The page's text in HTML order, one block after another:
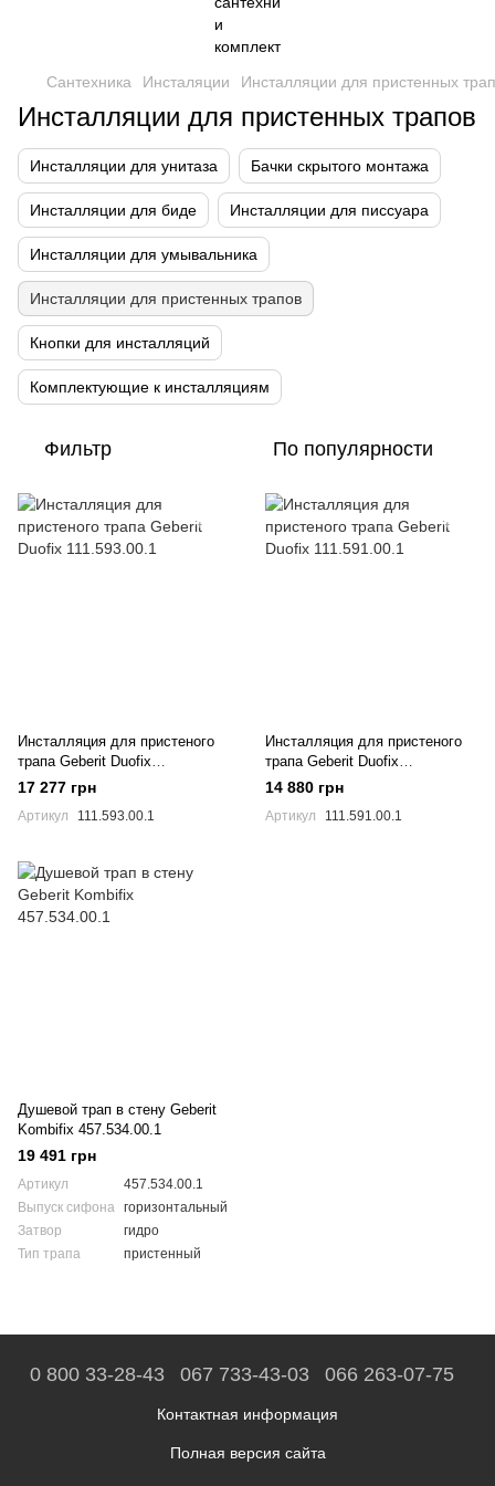
Сантехника Инсталяции Инсталляции для пристенных
Инсталляции для пристенных трапов
Инсталляции для унитаза Бачки скрытого монтажа
Инсталляции для биде Инсталляции для писсуара
Инсталляции для умывальника
Инсталляции для пристенных трапов
Кнопки для инсталляций
Комплектующие к инсталляциям
Фильтр По популярности
Инсталляция для пристеного
трапа Geberit Duofix
111.593.00.1
17 277 грн
Артикул 111.593.00.1
Инсталляция для пристеного
трапа Geberit Duofix
111.591.00.1
14 880 грн
Артикул 111.591.00.1
Душевой трап в стену Geberit
Kombifix 457.534.00.1
19 491 грн
Артикул
457.534.00.1
Выпуск сифона горизонтальный
Затвор
гидро
Тип трапа
пристенный
0 800 33-28-43 067 733-43-03 066 263-07-75
Контактная информация
Полная версия сайта